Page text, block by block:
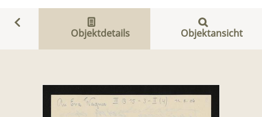
Objektdetails Objektansicht